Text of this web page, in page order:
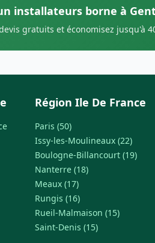
installateurs borne à
gratuits et économisez jusqu'à
Région Ile De France
Paris (50)
Issy-les-Moulineaux (22)
Boulogne-Billancourt (19)
Nanterre (18)
Meaux (17)
Rungis (16)
Rueil-Malmaison (15)
Saint-Denis (15)